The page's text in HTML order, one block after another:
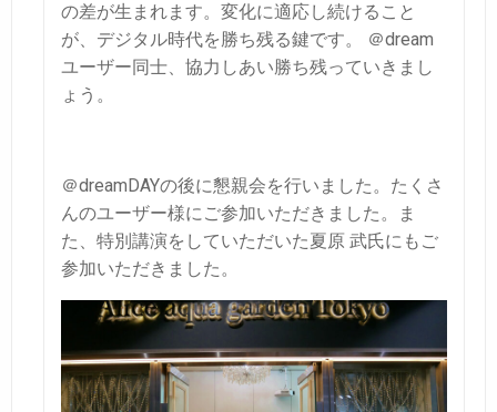
の差が生まれます。 変化に適応し続けること
が、デジタル時代を勝ち残る鍵です。
＠dream
ユーザー同士、協力しあい勝ち残っていきまし
ょう。
＠dreamDAYの後に懇親会を行いました。 たくさ
んのユーザー様にご参加いただきました。ま
た、特別講演をしていただいた夏原 武氏にもご
参加いただきました。